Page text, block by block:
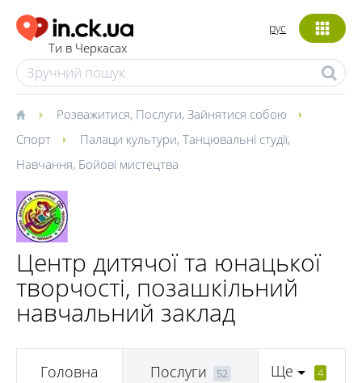
Ти в Черкасах
рус
Розважитися, Послуги, Зайнятися собою
Спорт
Палаци культури, Танцювальні студії,
Навчання, Бойові мистецтва
Центр дитячої та юнацької
творчості, позашкільний
навчальний заклад
Головна Послуги 52 Ще 4